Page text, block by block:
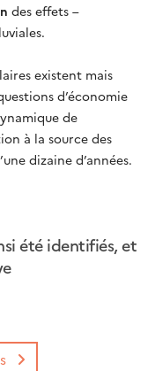
des effets –
existent mais
d’économie
de
à la source des
dizaine d’années.
été identifiés, et